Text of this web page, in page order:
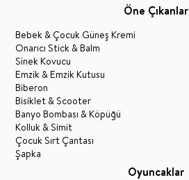
Öne Çıkanlar
Bebek & Çocuk Güneş Kremi
Onarıcı Stick & Balm
Sinek Kovucu
Emzik & Emzik Kutusu
Biberon
Bisiklet & Scooter
Banyo Bombası & Köpüğü
Kolluk & Simit
Çocuk Sırt Çantası
Şapka
Oyuncaklar